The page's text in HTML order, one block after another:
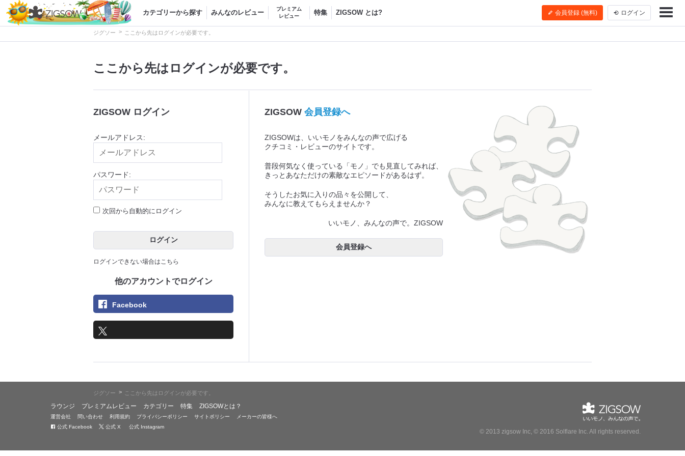
カテゴリーから探す みんなのレビュー
プレミアム
レビュー
特集 ZIGSOW とは? 会員登録 (無料) ログイン
ジグソー > ここから先はログインが必要です。
ここから先はログインが必要です。
ZIGSOW ログイン
メールアドレス:
パスワード:
次回から自動的にログイン
ログイン
ログインできない場合はこちら
他のアカウントでログイン
Facebook
ZIGSOW 会員登録へ
ZIGSOWは、いいモノをみんなの声で広げる
クチコミ・レビューのサイトです。
普段何気なく使っている「モノ」でも見直してみれば、
きっとあなただけの素敵なエピソードがあるはず。
そうしたお気に入りの品々を公開して、
みんなに教えてもらえませんか？
いいモノ、みんなの声で。ZIGSOW
会員登録へ
ジグソー > ここから先はログインが必要です。
ラウンジ プレミアムレビュー カテゴリー 特集 ZIGSOWとは？
運営会社 問い合わせ 利用規約 プライバシーポリシー サイトポリシー
メーカーの皆様へ
公式 Facebook
公式 X 公式 Instagram
© 2013 zigsow Inc, © 2016 Solflare Inc. All rights reserved.